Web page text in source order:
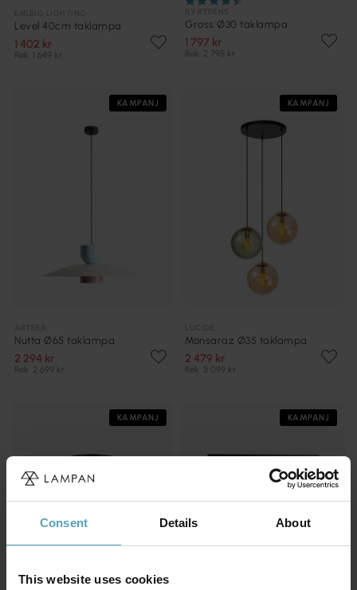
Consent Details About
This website uses cookies
Level 40cm taklampa
1 402 kr
Rek. 1 649 kr
Gross Ø30 taklampa
1 797 kr
Rek. 2 795 kr
KAMPANJ
Nutta Ø65 taklampa
2 294 kr
Rek. 2 699 kr
KAMPANJ
Monsaraz Ø35 taklampa
2 479 kr
Rek. 3 099 kr
KAMPANJ KAMPANJ